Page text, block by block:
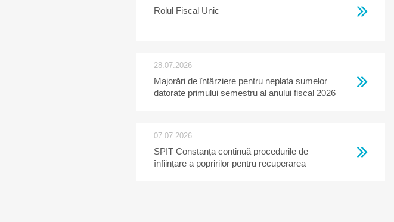
Rolul Fiscal Unic
28.07.2026
Majorări de întârziere pentru neplata sumelor
datorate primului semestru al anului fiscal 2026
07.07.2026
SPIT Constanța continuă procedurile de
înființare a popririlor pentru recuperarea